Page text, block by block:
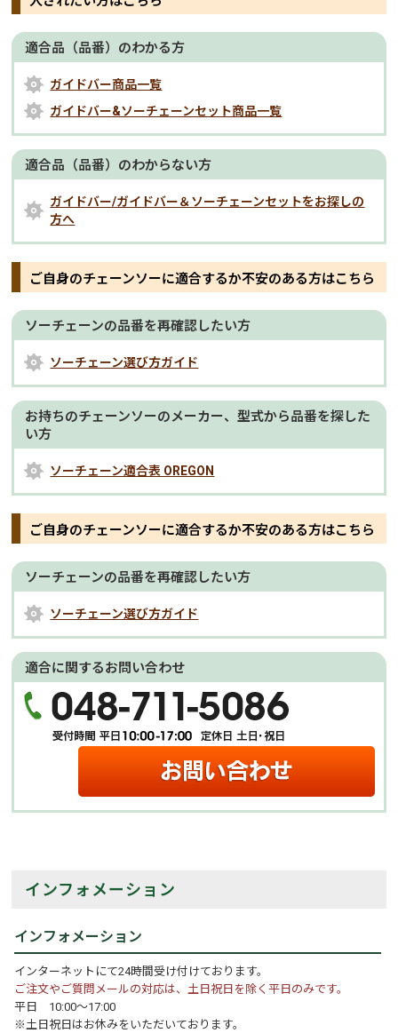
適合品（品番）のわかる方
ガイドバー商品一覧
ガイドバー&ソーチェーンセット商品一覧
適合品（品番）のわからない方
ガイドバー/ガイドバー＆ソーチェーンセットをお探しの
方へ
ご自身のチェーンソーに適合するか不安のある方はこちら
ソーチェーンの品番を再確認したい方
ソーチェーン選び方ガイド
お持ちのチェーンソーのメーカー、型式から品番を探した
い方
ソーチェーン適合表 OREGON
ご自身のチェーンソーに適合するか不安のある方はこちら
ソーチェーンの品番を再確認したい方
ソーチェーン選び方ガイド
適合に関するお問い合わせ
インフォメーション
インフォメーション
インターネットにて24時間受け付けております。
ご注文やご質問メールの対応は、土日祝日を除く平日のみです。
平日 10:00～17:00
※土日祝日はお休みをいただいております。